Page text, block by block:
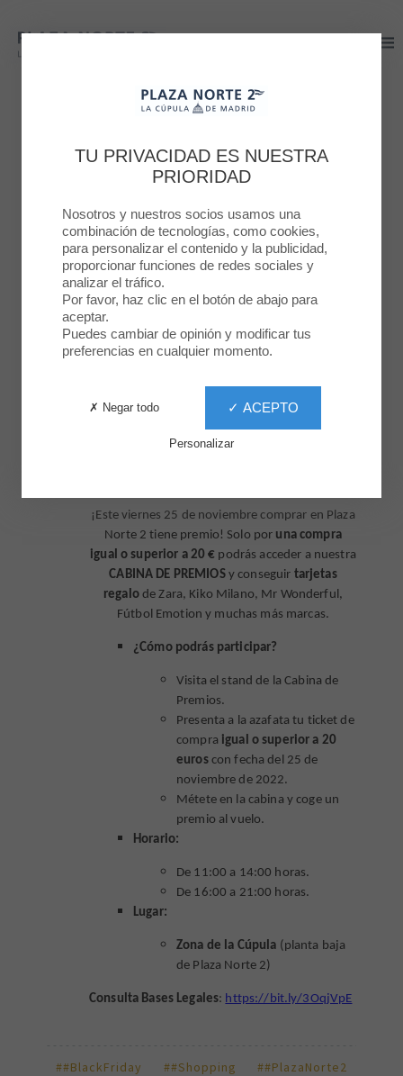
¡UN HURACÁN DE
PREMIOS!
22 NOV. 2022
¡Este viernes 25 de noviembre comprar en Plaza
Norte 2 tiene premio! Solo por una compra
igual o superior a 20 € podrás acceder a nuestra
CABINA DE PREMIOSy conseguir tarjetas
regalode Zara, Kiko Milano, Mr Wonderful,
Fútbol Emotion y muchas más marcas.
¿Cómo podrás participar?
Visita el stand de la Cabina de
Premios.
Presenta a la azafata tu ticket de
compra igual o superior a 20
euroscon fecha del 25 de
noviembre de 2022.
Métete en la cabina y coge un
premio al vuelo.
Horario:
De 11:00 a 14:00 horas.
De 16:00 a 21:00 horas.
Lugar:
Zona de la Cúpula (planta baja
de Plaza Norte 2)
Consulta Bases Legales: https://bit.ly/3OqjVpE
##BlackFriday ##Shopping
##PlazaNorte2
TU PRIVACIDAD ES NUESTRA
PRIORIDAD
Nosotros y nuestros socios usamos una
combinación de tecnologías, como cookies,
para personalizar el contenido y la publicidad,
proporcionar funciones de redes sociales y
analizar el tráfico.
Por favor, haz clic en el botón de abajo para
aceptar.
Puedes cambiar de opinión y modificar tus
preferencias en cualquier momento.
✓ ACEPTO
✗ Negar todo
Personalizar